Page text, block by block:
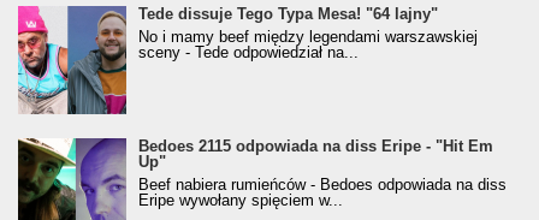
Tede dissuje Tego Typa Mesa! "64 lajny"
No i mamy beef między legendami warszawskiej
sceny - Tede odpowiedział na...
Bedoes 2115 odpowiada na diss Eripe - "Hit Em
Up"
Beef nabiera rumieńców - Bedoes odpowiada na diss
Eripe wywołany spięciem w...